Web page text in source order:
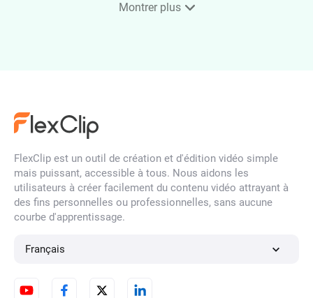
Filtre de visage par IA
Déflouter une image
Montrer plus
FlexClip est un outil de création et d'édition vidéo simple
mais puissant, accessible à tous. Nous aidons les
utilisateurs à créer facilement du contenu vidéo attrayant à
des fins personnelles ou professionnelles, sans aucune
courbe d'apprentissage.
Français